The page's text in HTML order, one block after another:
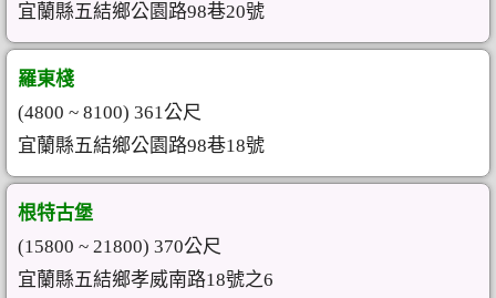
宜蘭縣五結鄉公園路98巷20號
羅東棧
(4800 ~ 8100) 361公尺
宜蘭縣五結鄉公園路98巷18號
根特古堡
(15800 ~ 21800) 370公尺
宜蘭縣五結鄉孝威南路18號之6